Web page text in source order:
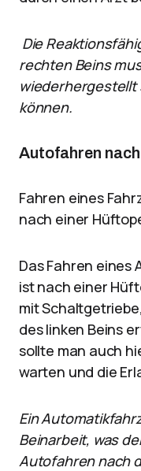
Die
rechten Beins
wiederhergestellt
können.
Autofahren
Fahren eines
nach einer
Das Fahren eines
ist nach einer
mit
des linken Beins
sollte man auch
warten und die
Ein
Beinarbeit, was
Autofahren nach